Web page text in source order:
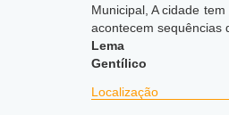
Municipal, A cidade
acontecem sequências
Lema
Gentílico
Localização